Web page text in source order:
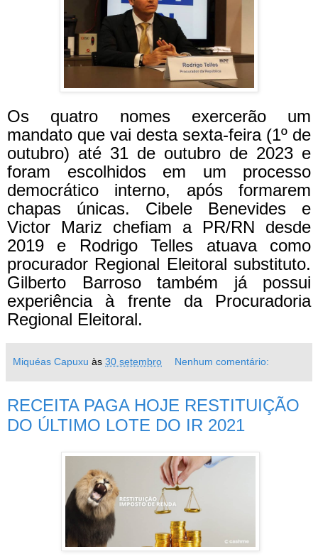
Os quatro nomes exercerão um
mandato que vai desta sexta-feira (1º de
outubro) até 31 de outubro de 2023 e
foram escolhidos em um processo
democrático interno, após formarem
chapas únicas. Cibele Benevides e
Victor Mariz chefiam a PR/RN desde
2019 e Rodrigo Telles atuava como
procurador Regional Eleitoral substituto.
Gilberto Barroso também já possui
experiência à frente da Procuradoria
Regional Eleitoral.
Miquéas Capuxu às 30 setembro Nenhum comentário:
RECEITA PAGA HOJE RESTITUIÇÃO
DO ÚLTIMO LOTE DO IR 2021